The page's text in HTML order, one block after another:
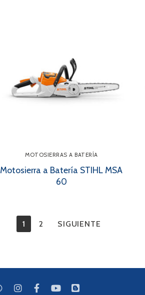
MOTOSIERRAS A BATERÍA
Motosierra a Batería STIHL MSA
60
1 2 SIGUIENTE